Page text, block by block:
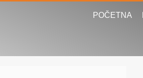
POČETNA